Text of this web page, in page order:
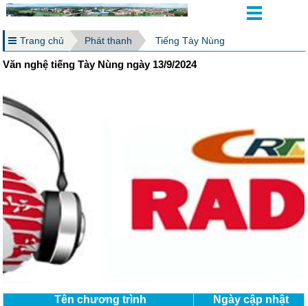
Trang chủ Phát thanh Tiếng Tày Nùng
Văn nghệ tiếng Tày Nùng ngày 13/9/2024
Tên chương trình Ngày cập nhật